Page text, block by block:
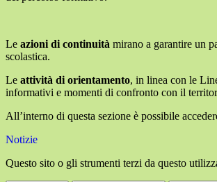
Le azioni di continuità mirano a garantire un
scolastica.
Le attività di orientamento, in linea con le
informativi e momenti di confronto con il
All’interno di questa sezione è possibile
Notizie
Questo sito o gli strumenti terzi da questo